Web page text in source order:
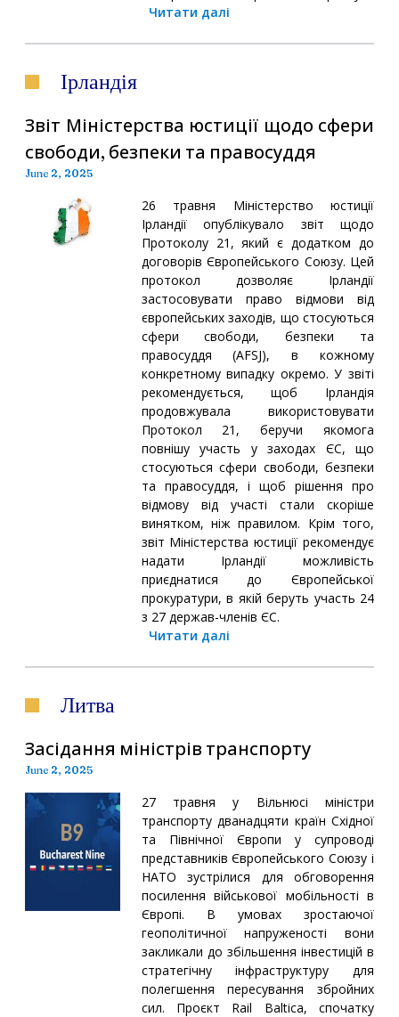
Читати далі
Ірландія
Звіт Міністерства юстиції щодо сфери
свободи, безпеки та правосуддя
June 2, 2025
26 травня Міністерство юстиції
Ірландії опублікувало звіт щодо
Протоколу 21, який є додатком до
договорів Європейського Союзу. Цей
протокол дозволяє Ірландії
застосовувати право відмови від
європейських заходів, що стосуються
сфери свободи, безпеки та
правосуддя (AFSJ), в кожному
конкретному випадку окремо. У звіті
рекомендується, щоб Ірландія
продовжувала використовувати
Протокол 21, беручи якомога
повнішу участь у заходах ЄС, що
стосуються сфери свободи, безпеки
та правосуддя, і щоб рішення про
відмову від участі стали скоріше
винятком, ніж правилом. Крім того,
звіт Міністерства юстиції рекомендує
надати Ірландії можливість
приєднатися до Європейської
прокуратури, в якій беруть участь 24
з 27 держав-членів ЄС.
Читати далі
Литва
Засідання міністрів транспорту
June 2, 2025
27 травня у Вільнюсі міністри
транспорту дванадцяти країн Східної
та Північної Європи у супроводі
представників Європейського Союзу і
НАТО зустрілися для обговорення
посилення військової мобільності в
Європі. В умовах зростаючої
геополітичної напруженості вони
закликали до збільшення інвестицій в
стратегічну інфраструктуру для
полегшення пересування збройних
сил. Проєкт Rail Baltica, спочатку